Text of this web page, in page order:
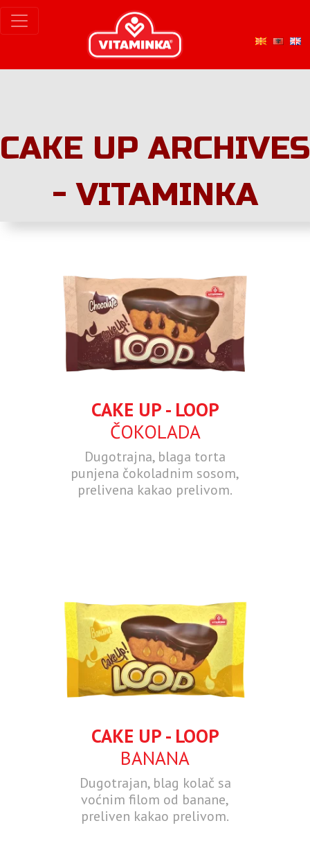
CAKE UP ARCHIVES
- VITAMINKA
CAKE UP - LOOP
ČOKOLADA
Dugotrajna, blaga torta
punjena čokoladnim sosom,
prelivena kakao prelivom.
CAKE UP - LOOP
BANANA
Dugotrajan, blag kolač sa
voćnim filom od banane,
preliven kakao prelivom.